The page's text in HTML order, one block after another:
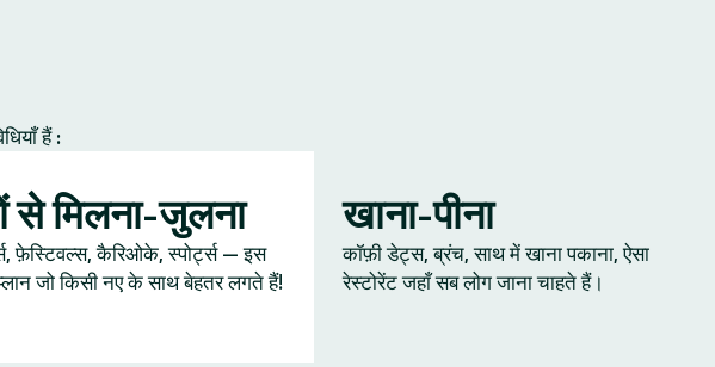
हैं :
से मिलना-जुलना
फ़ेस्टिवल्स, कैरिओके, स्पोर्ट्स — इस
जो किसी नए के साथ बेहतर लगते हैं!
खाना-पीना
कॉफ़ी डेट्स, ब्रंच, साथ में खाना पकाना, ऐसा
रेस्टोरेंट जहाँ सब लोग जाना चाहते हैं।